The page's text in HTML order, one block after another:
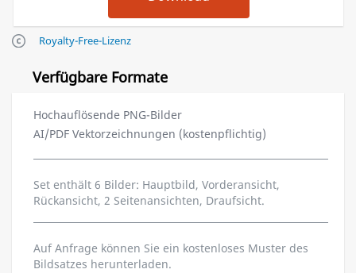
Royalty-Free-Lizenz
Verfügbare Formate
Hochauflösende PNG-Bilder
AI/PDF Vektorzeichnungen (kostenpflichtig)
Set enthält 6 Bilder: Hauptbild, Vorderansicht,
Rückansicht, 2 Seitenansichten, Draufsicht.
Auf Anfrage können Sie ein kostenloses Muster des
Bildsatzes herunterladen.